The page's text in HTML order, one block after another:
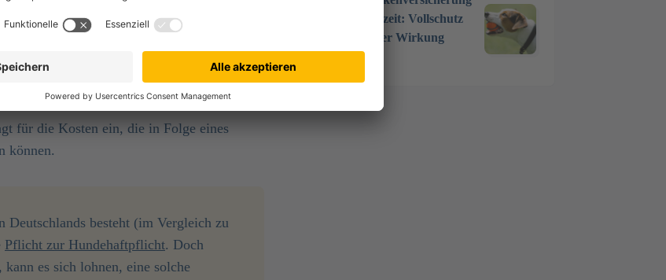
Vermögensschaden des
Wohnung oder ein Haus gemietet haben
einen Kratzer im Parkett, sind
abgedeckt.
für die Kosten ein, die in Folge eines
können.
Deutschlands besteht (im Vergleich zu
Pflicht zur Hundehaftpflicht. Doch
es sich lohnen, eine solche
ohne Wartezeit: Vollschutz
mit sofortiger Wirkung